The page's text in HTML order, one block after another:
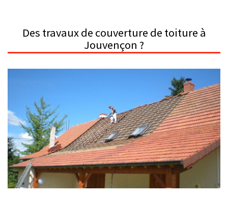
Des travaux de couverture de toiture à
Jouvençon ?